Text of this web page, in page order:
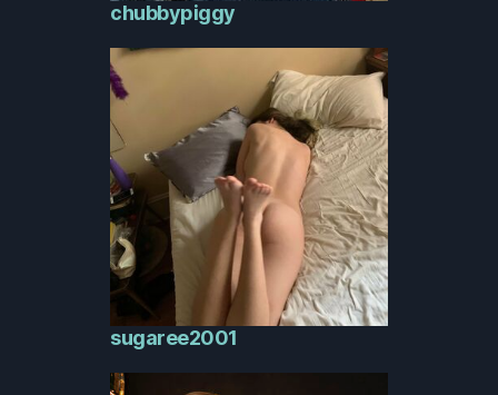
chubbypiggy
sugaree2001